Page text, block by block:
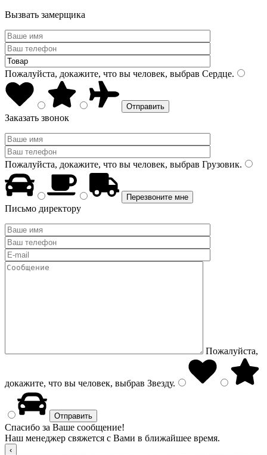
Вызвать замерщика
Пожалуйста, докажите, что вы человек, выбрав Сердце.
Заказать звонок
Пожалуйста, докажите, что вы человек, выбрав Грузовик.
Письмо директору
Пожалуйста,
докажите, что вы человек, выбрав Звезду.
Спасибо за Ваше сообщение!
Наш менеджер свяжется с Вами в ближайшее время.